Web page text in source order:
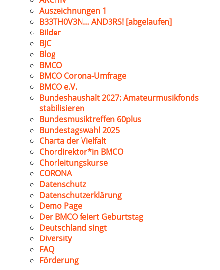
Auszeichnungen 1
B33TH0V3N… AND3RS! [abgelaufen]
Bilder
BJC
Blog
BMCO
BMCO Corona-Umfrage
BMCO e.V.
Bundeshaushalt 2027: Amateurmusikfonds
stabilisieren
Bundesmusiktreffen 60plus
Bundestagswahl 2025
Charta der Vielfalt
Chordirektor*in BMCO
Chorleitungskurse
CORONA
Datenschutz
Datenschutzerklärung
Demo Page
Der BMCO feiert Geburtstag
Deutschland singt
Diversity
FAQ
Förderung